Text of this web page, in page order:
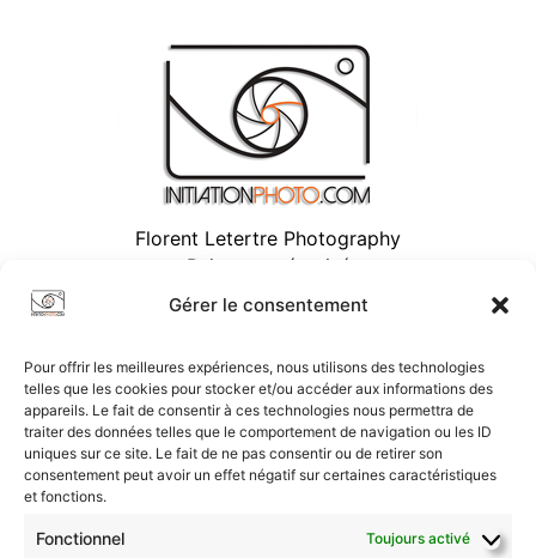
Gérer le consentement
Pour offrir les meilleures expériences, nous utilisons des technologies
telles que les cookies pour stocker et/ou accéder aux informations des
appareils. Le fait de consentir à ces technologies nous permettra de
traiter des données telles que le comportement de navigation ou les ID
uniques sur ce site. Le fait de ne pas consentir ou de retirer son
consentement peut avoir un effet négatif sur certaines caractéristiques
et fonctions.
Fonctionnel Toujours activé
Florent Letertre Photography
Paiement sécurisé